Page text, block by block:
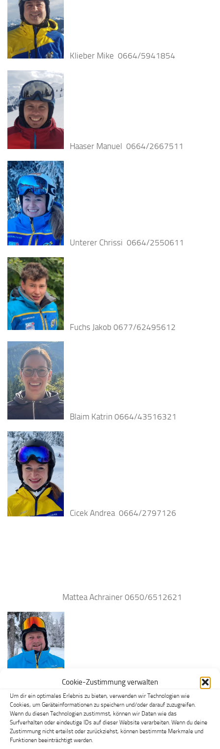
Cookie-Zustimmung verwalten
Um dir ein optimales Erlebnis zu bieten, verwenden wir Technologien wie
Cookies, um Geräteinformationen zu speichern und/oder darauf zuzugreifen.
Wenn du diesen Technologien zustimmst, können wir Daten wie das
Surfverhalten oder eindeutige IDs auf dieser Website verarbeiten. Wenn du deine
Zustimmung nicht erteilst oder zurückziehst, können bestimmte Merkmale und
Funktionen beeinträchtigt werden.
Klieber Mike 0664/5941854
Haaser Manuel 0664/2667511
Unterer Chrissi 0664/2550611
Fuchs Jakob 0677/62495612
Blaim Katrin 0664/43516321
Cicek Andrea 0664/2797126
Mattea Achrainer 0650/6512621
Wieser Peter 0664/1640298